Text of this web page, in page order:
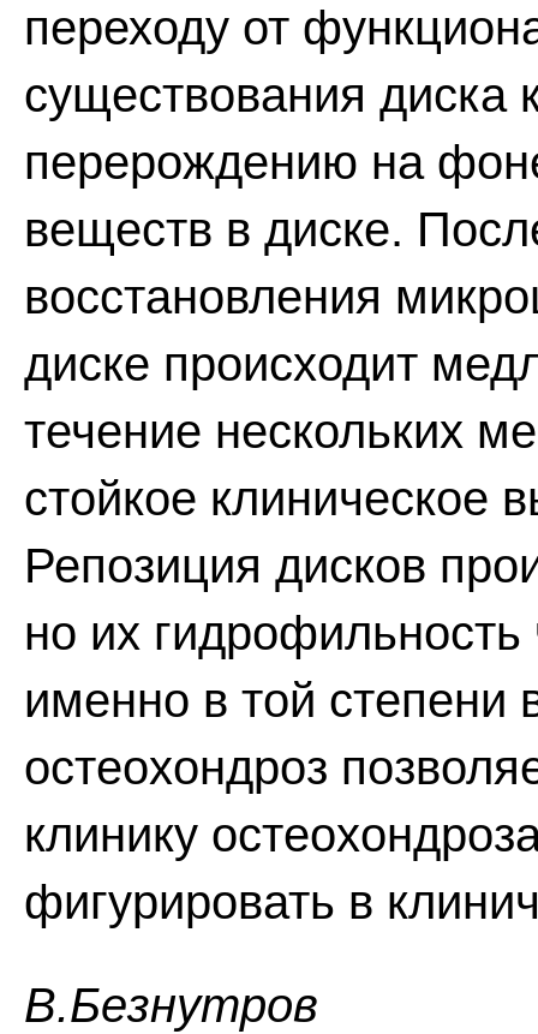
переходу от
существования диска
перерождению на
веществ в диске.
восстановления
диске происходит
течение нескольких
стойкое клиническое
Репозиция дисков
но их гидрофильность
именно в той
остеохондроз
клинику
фигурировать в
В.Безнутров